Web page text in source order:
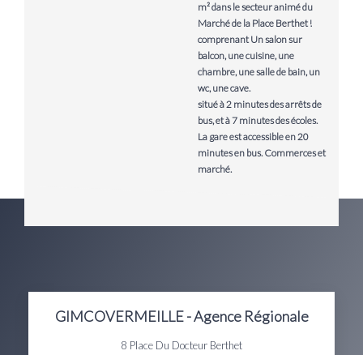
m² dans le secteur animé du
Marché de la Place Berthet !
comprenant Un salon sur
balcon, une cuisine, une
chambre, une salle de bain, un
wc, une cave.
situé à 2 minutes des arrêts de
bus, et à 7 minutes des écoles.
La gare est accessible en 20
minutes en bus. Commerces et
marché.
GIMCOVERMEILLE - Agence Régionale
8 Place Du Docteur Berthet